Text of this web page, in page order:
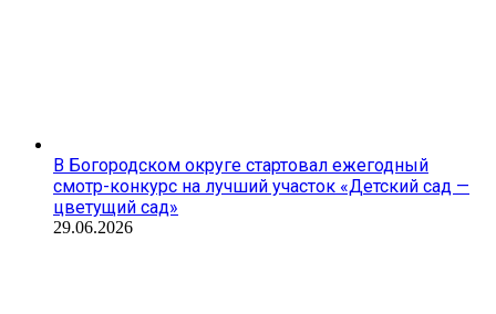
В Богородском округе стартовал ежегодный
смотр-конкурс на лучший участок «Детский сад —
цветущий сад»
29.06.2026